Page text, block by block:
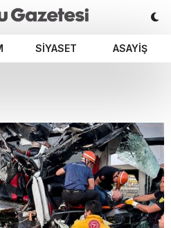
SIYASET ASAYIŞ